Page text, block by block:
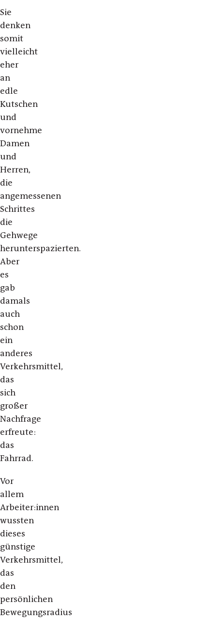
Sie
denken
somit
vielleicht
eher
an
edle
Kutschen
und
vornehme
Damen
und
Herren,
die
angemessenen
Schrittes
die
Gehwege
herunterspazierten.
Aber
es
gab
damals
auch
schon
ein
anderes
Verkehrsmittel,
das
sich
großer
Nachfrage
erfreute:
das
Fahrrad.
Vor
allem
Arbeiter:innen
wussten
dieses
günstige
Verkehrsmittel,
das
den
persönlichen
Bewegungsradius